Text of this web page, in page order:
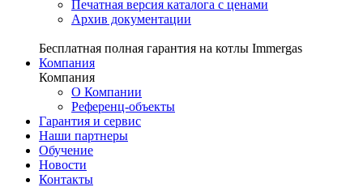
Печатная версия каталога с ценами
Архив документации
Бесплатная полная гарантия на котлы Immergas
Компания
Компания
О Компании
Референц-объекты
Гарантия и сервис
Наши партнеры
Обучение
Новости
Контакты